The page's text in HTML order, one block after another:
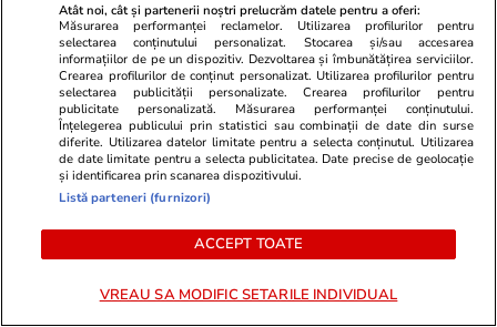
Lifestyle 26 iul.
Ploaia de meteori Delta
Aquaride 2026: când o poți
vedea cel mai bine
Atât noi, cât și partenerii noștri prelucrăm datele pentru a oferi:
Măsurarea performanței reclamelor. Utilizarea profilurilor pentru
selectarea conținutului personalizat. Stocarea și/sau accesarea
informațiilor de pe un dispozitiv. Dezvoltarea și îmbunătățirea serviciilor.
Crearea profilurilor de conținut personalizat. Utilizarea profilurilor pentru
selectarea publicității personalizate. Crearea profilurilor pentru
publicitate personalizată. Măsurarea performanței conținutului.
Înțelegerea publicului prin statistici sau combinații de date din surse
diferite. Utilizarea datelor limitate pentru a selecta conținutul. Utilizarea
de date limitate pentru a selecta publicitatea. Date precise de geolocație
și identificarea prin scanarea dispozitivului.
Listă parteneri (furnizori)
ACCEPT TOATE
VREAU SA MODIFIC SETARILE INDIVIDUAL